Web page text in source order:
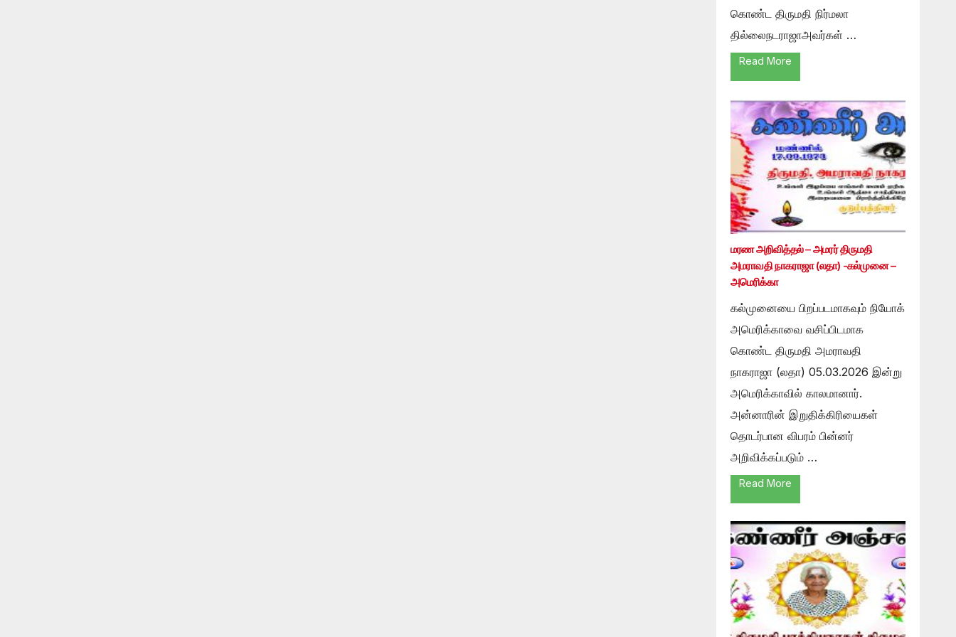
கொண்ட திருமதி நிர்மலா
தில்லைநடராஜாஅவர்கள் …
Read More
மரண அறிவித்தல் – அமரர் திருமதி
அமராவதி நாகராஜா (லதா) -கல்முனை –
அமெரிக்கா
கல்முனையை பிறப்படமாகவும் நியோக்
அமெரிக்காவை வசிப்பிடமாக
கொண்ட திருமதி அமராவதி
நாகராஜா (லதா) 05.03.2026 இன்று
அமெரிக்காவில் காலமானார்.
அன்னாரின் இறுதிக்கிரியைகள்
தொடர்பான விபரம் பின்னர்
அறிவிக்கப்படும் …
Read More